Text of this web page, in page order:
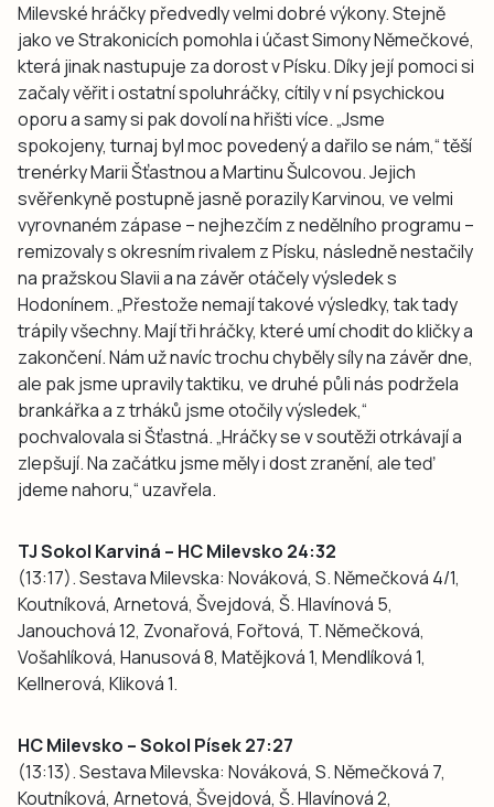
Milevské hráčky předvedly velmi dobré výkony. Stejně
jako ve Strakonicích pomohla i účast Simony Němečkové,
která jinak nastupuje za dorost v Písku. Díky její pomoci si
začaly věřit i ostatní spoluhráčky, cítily v ní psychickou
oporu a samy si pak dovolí na hřišti více. „Jsme
spokojeny, turnaj byl moc povedený a dařilo se nám,“ těší
trenérky Marii Šťastnou a Martinu Šulcovou. Jejich
svěřenkyně postupně jasně porazily Karvinou, ve velmi
vyrovnaném zápase – nejhezčím z nedělního programu –
remizovaly s okresním rivalem z Písku, následně nestačily
na pražskou Slavii a na závěr otáčely výsledek s
Hodonínem. „Přestože nemají takové výsledky, tak tady
trápily všechny. Mají tři hráčky, které umí chodit do kličky a
zakončení. Nám už navíc trochu chyběly síly na závěr dne,
ale pak jsme upravily taktiku, ve druhé půli nás podržela
brankářka a z trháků jsme otočily výsledek,“
pochvalovala si Šťastná. „Hráčky se v soutěži otrkávají a
zlepšují. Na začátku jsme měly i dost zranění, ale teď
jdeme nahoru,“ uzavřela.
TJ Sokol Karviná – HC Milevsko 24:32
(13:17). Sestava Milevska: Nováková, S. Němečková 4/1,
Koutníková, Arnetová, Švejdová, Š. Hlavínová 5,
Janouchová 12, Zvonařová, Fořtová, T. Němečková,
Vošahlíková, Hanusová 8, Matějková 1, Mendlíková 1,
Kellnerová, Kliková 1.
HC Milevsko – Sokol Písek 27:27
(13:13). Sestava Milevska: Nováková, S. Němečková 7,
Koutníková, Arnetová, Švejdová, Š. Hlavínová 2,